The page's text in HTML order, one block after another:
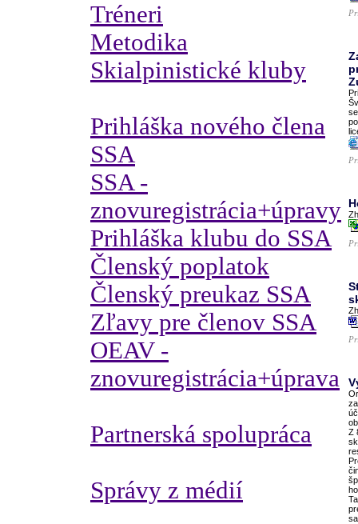
Tréneri
Metodika
Skialpinistické kluby
Prihláška nového člena
SSA
SSA -
znovuregistrácia+úpravy
Prihláška klubu do SSA
Členský poplatok
Členský preukaz SSA
Zľavy pre členov SSA
OEAV -
znovuregistrácia+úprava
Partnerská spolupráca
Správy z médií
Z